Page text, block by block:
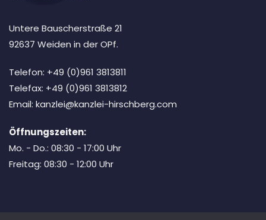
Untere Bauscherstraße 21
92637 Weiden in der OPf.
Telefon: +49 (0)961 3813811
Telefax: +49 (0)961 3813812
Email: kanzlei@kanzlei-hirschberg.com
Öffnungszeiten:
Mo. - Do.: 08:30 - 17:00 Uhr
Freitag: 08:30 - 12:00 Uhr